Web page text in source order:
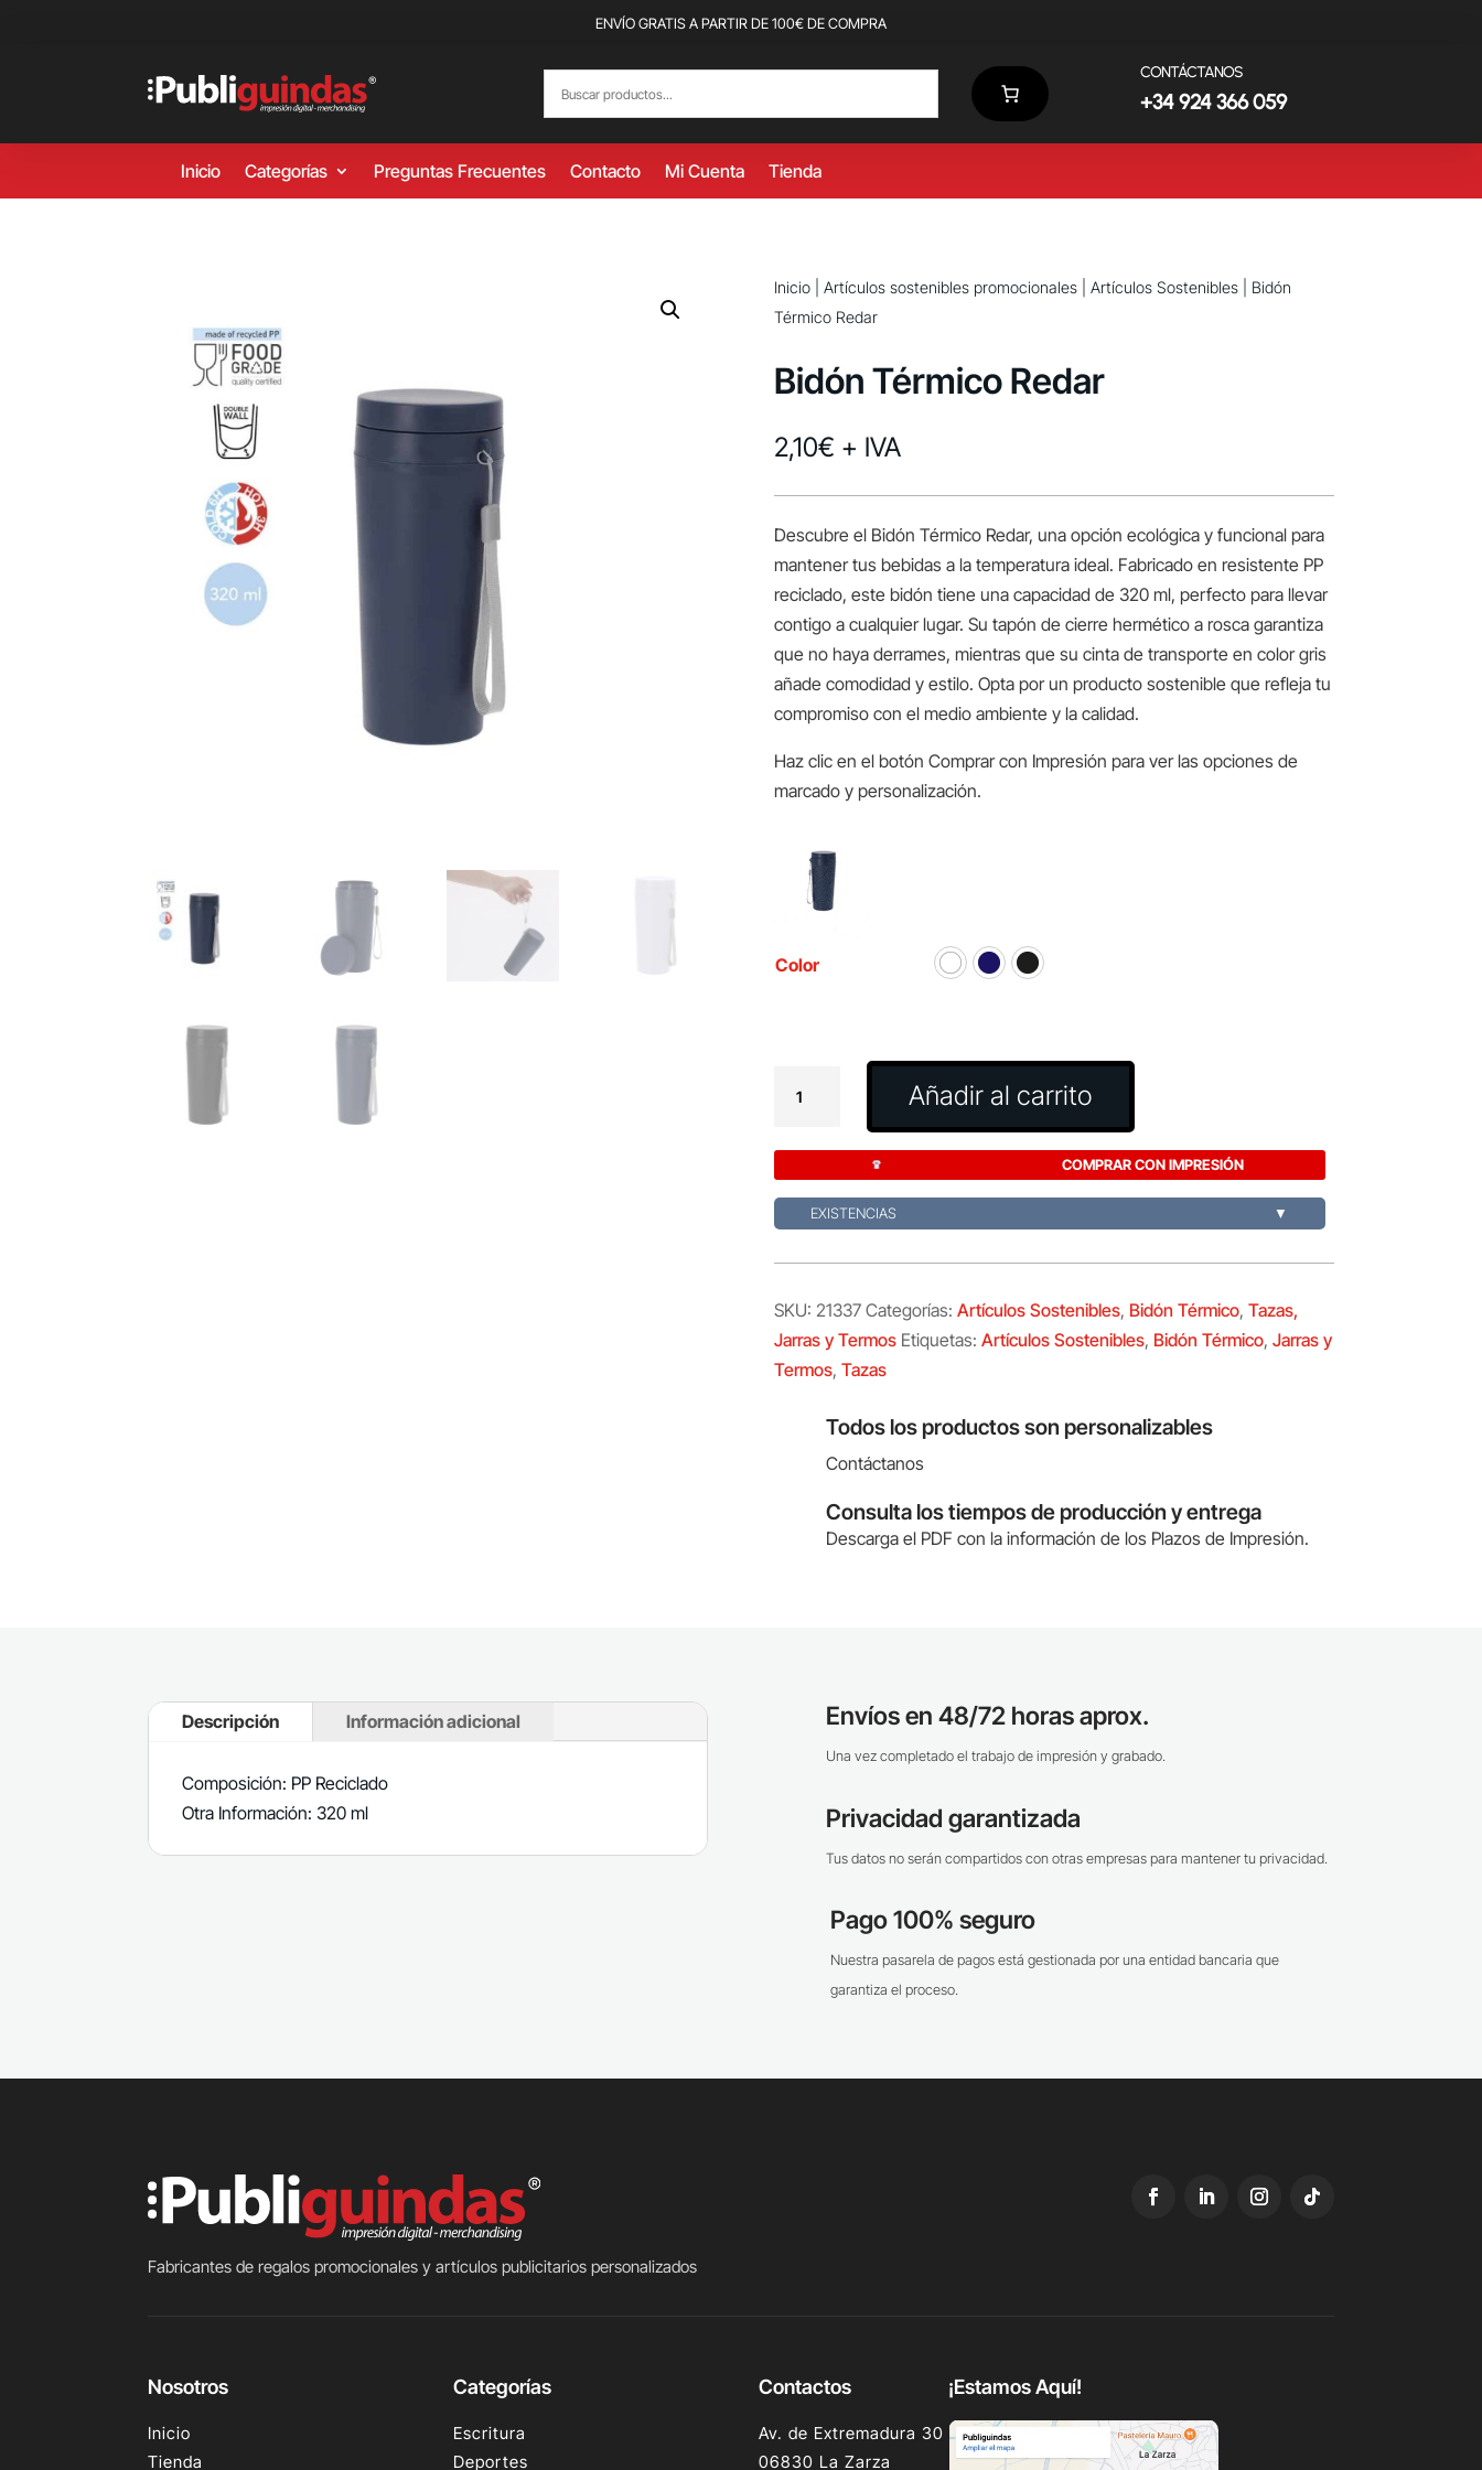
ENVÍO GRATIS A PARTIR DE 100€ DE COMPRA
CONTÁCTANOS
+34 924 366 059
Inicio Categorías Preguntas Frecuentes Contacto Mi Cuenta Tienda
Inicio| Artículos sostenibles promocionales| Artículos Sostenibles| Bidón
Térmico Redar
Bidón Térmico Redar
2,10€ + IVA
Descubre el Bidón Térmico Redar, una opción ecológica y funcional para
mantener tus bebidas a la temperatura ideal. Fabricado en resistente PP
reciclado, este bidón tiene una capacidad de 320 ml, perfecto para llevar
contigo a cualquier lugar. Su tapón de cierre hermético a rosca garantiza
que no haya derrames, mientras que su cinta de transporte en color gris
añade comodidad y estilo. Opta por un producto sostenible que refleja tu
compromiso con el medio ambiente y la calidad.
Haz clic en el botón Comprar con Impresión para ver las opciones de
marcado y personalización.
Color
Térmico
Añadir al carrito
COMPRAR CON IMPRESIÓN
EXISTENCIAS ▼
SKU: 21337 Categorías: Artículos Sostenibles, Bidón Térmico, Tazas,
Jarras y Termos Etiquetas: Artículos Sostenibles, Bidón Térmico, Jarras y
Termos, Tazas
Todos los productos son personalizables
Contáctanos
Consulta los tiempos de producción y entrega
Descarga el PDF con la información de los Plazos de Impresión.
Descripción Información adicional
Composición: PP Reciclado
Otra Información: 320 ml
Envíos en 48/72 horas aprox.
Una vez completado el trabajo de impresión y grabado.
Privacidad garantizada
Tus datos no serán compartidos con otras empresas para mantener tu privacidad.
Pago 100% seguro
Nuestra pasarela de pagos está gestionada por una entidad bancaria que
garantiza el proceso.
Fabricantes de regalos promocionales y artículos publicitarios personalizados
Nosotros
Inicio
Tienda
Categorías
Escritura
Deportes
Contactos
Av. de Extremadura 30
06830 La Zarza
¡Estamos Aquí!